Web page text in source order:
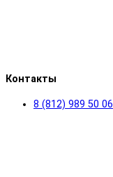
Контакты
8 (812) 989 50 06